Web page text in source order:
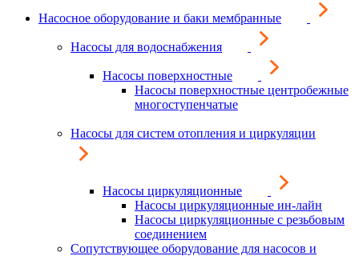
Насосное оборудование и баки мембранные
Насосы для водоснабжения
Насосы поверхностные
Насосы поверхностные центробежные
многоступенчатые
Насосы для систем отопления и циркуляции
Насосы циркуляционные
Насосы циркуляционные ин-лайн
Насосы циркуляционные с резьбовым
соединением
Сопутствующее оборудование для насосов и